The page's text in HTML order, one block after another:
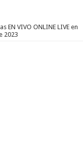
EN VIVO ONLINE LIVE en
2023